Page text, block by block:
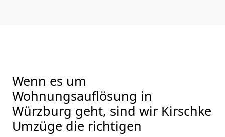
Wenn es um
Wohnungsauflösung in
Würzburg geht, sind wir Kirschke
Umzüge die richtigen